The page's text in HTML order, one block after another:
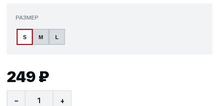
РАЗМЕР
S M L
249 ₽
− +